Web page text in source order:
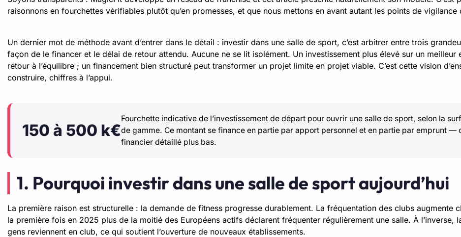
raisonnons en fourchettes vérifiables plutôt qu’en promesses, et que nous mettons en avant autant les points de
Un dernier mot de méthode avant d’entrer dans le détail : investir dans une salle de sport, c’est arbitrer entre trois
façon de le financer et le délai de retour attendu. Aucune ne se lit isolément. Un investissement plus élevé sur un
retour à l’équilibre ; un financement bien structuré peut transformer un projet limite en projet viable. C’est cette vision
construire, chiffres à l’appui.
150 à 500 k€
Fourchette indicative de l’investissement de départ pour ouvrir une salle de sport, selon la
de gamme. Ce montant se finance en partie par apport personnel et en partie par emprunt —
financier détaillé plus bas.
1. Pourquoi investir dans une salle de sport aujourd’hui
La première raison est structurelle : la demande de fitness progresse durablement. La fréquentation des clubs augmente
la première fois en 2025 plus de la moitié des Européens actifs déclarent fréquenter régulièrement une salle. À l’inverse,
gens reviennent en club, ce qui soutient l’ouverture de nouveaux établissements.